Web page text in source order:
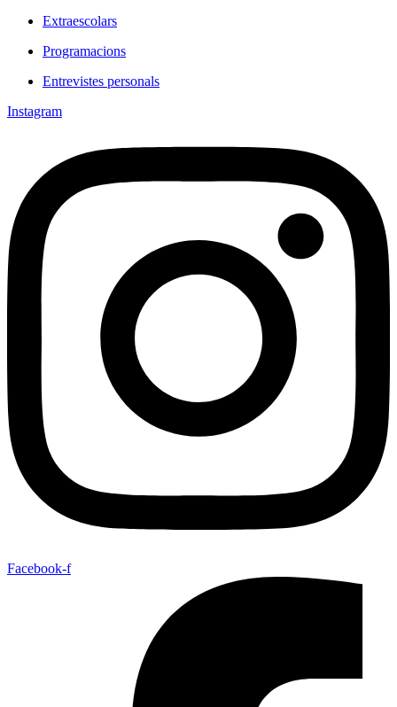
Extraescolars
Programacions
Entrevistes personals
Instagram
Facebook-f